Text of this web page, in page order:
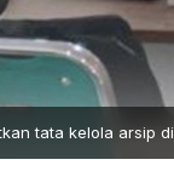
tata kelola arsip